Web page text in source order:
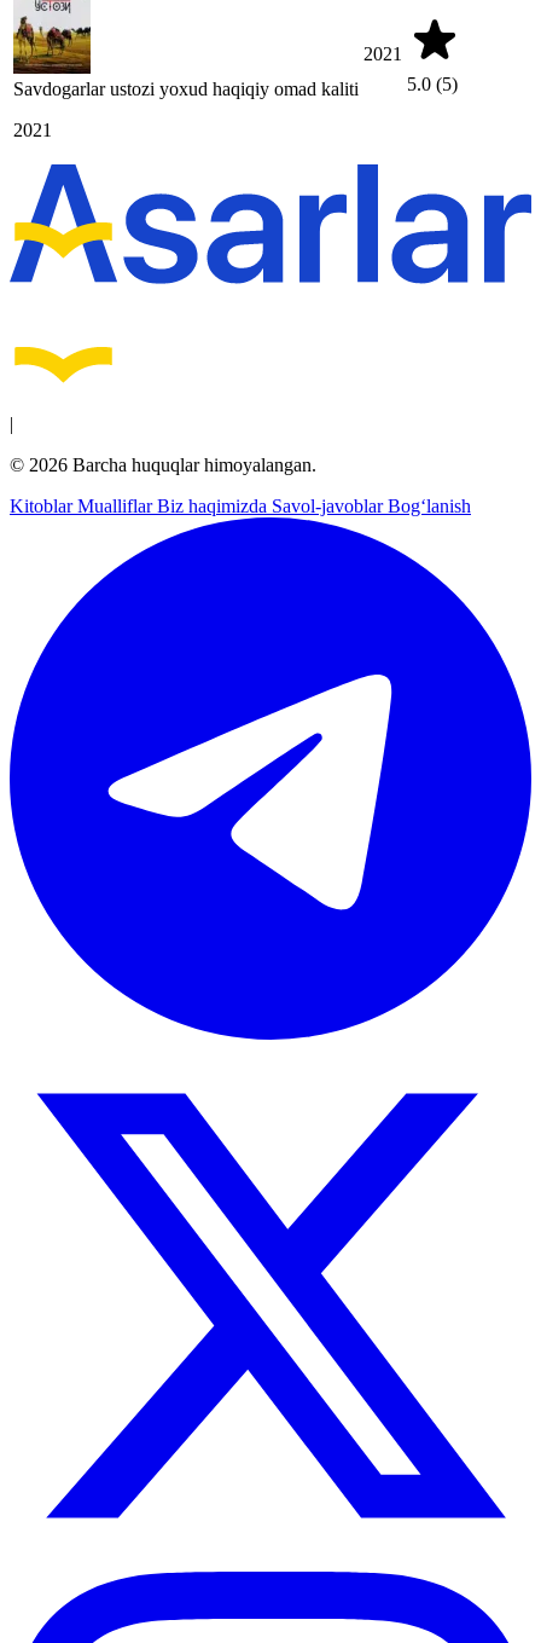
Savdogarlar ustozi yoxud haqiqiy omad kaliti
2021
2021
5.0 (5)
|
© 2026 Barcha huquqlar himoyalangan.
KitoblarMualliflarBiz haqimizda Savol-javoblarBog‘lanish